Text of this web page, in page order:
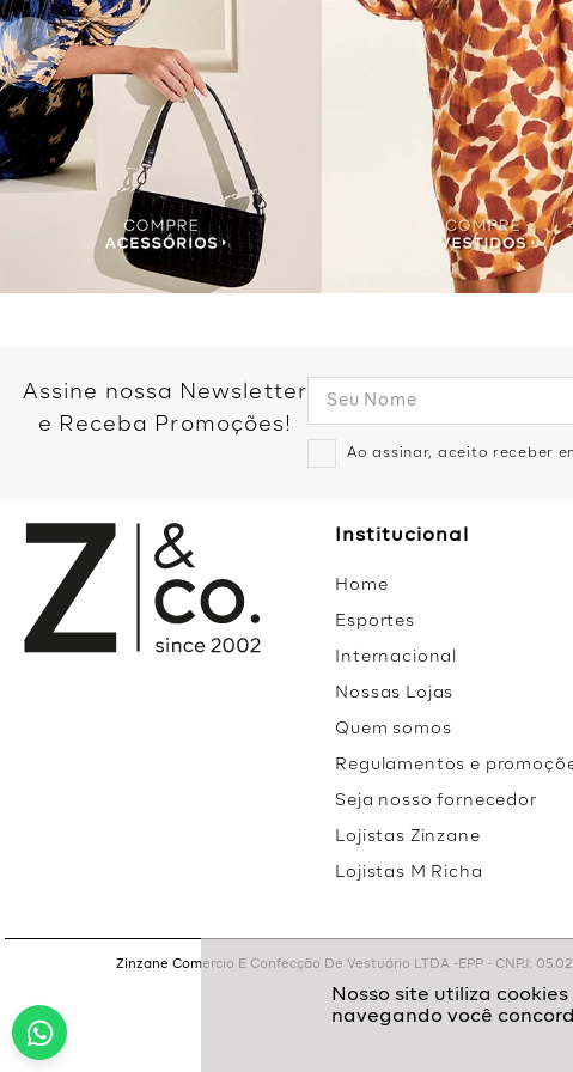
Assine nossa Newsletter
e Receba Promoções!
Ao assinar, aceito receber
Institucional
Home
Esportes
Internacional
Nossas Lojas
Quem somos
Regulamentos e
Seja nosso fornecedor
Lojistas Zinzane
Lojistas M Richa
Zinzane Comercio E Confecção De Vestuário LTDA -EPP - CNPJ: